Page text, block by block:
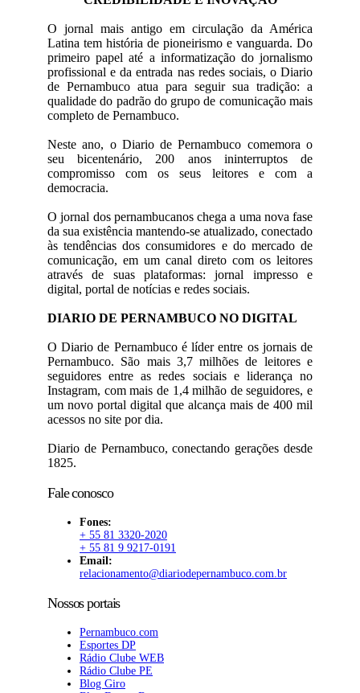
O jornal mais antigo em circulação da América
Latina tem história de pioneirismo e vanguarda. Do
primeiro papel até a informatização do jornalismo
profissional e da entrada nas redes sociais, o Diario
de Pernambuco atua para seguir sua tradição: a
qualidade do padrão do grupo de comunicação mais
completo de Pernambuco.
Neste ano, o Diario de Pernambuco comemora o
seu bicentenário, 200 anos ininterruptos de
compromisso com os seus leitores e com a
democracia.
O jornal dos pernambucanos chega a uma nova fase
da sua existência mantendo-se atualizado, conectado
às tendências dos consumidores e do mercado de
comunicação, em um canal direto com os leitores
através de suas plataformas: jornal impresso e
digital, portal de notícias e redes sociais.
DIARIO DE PERNAMBUCO NO DIGITAL
O Diario de Pernambuco é líder entre os jornais de
Pernambuco. São mais 3,7 milhões de leitores e
seguidores entre as redes sociais e liderança no
Instagram, com mais de 1,4 milhão de seguidores, e
um novo portal digital que alcança mais de 400 mil
acessos no site por dia.
Diario de Pernambuco, conectando gerações desde
1825.
Fale conosco
Fones:
+ 55 81 3320-2020
+ 55 81 9 9217-0191
Email:
relacionamento@diariodepernambuco.com.br
Nossos portais
Pernambuco.com
Esportes DP
Rádio Clube WEB
Rádio Clube PE
Blog Giro